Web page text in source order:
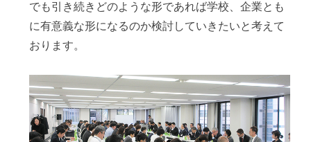
でも引き続きどのような形であれば学校、企業とも
に有意義な形になるのか検討していきたいと考えて
おります。